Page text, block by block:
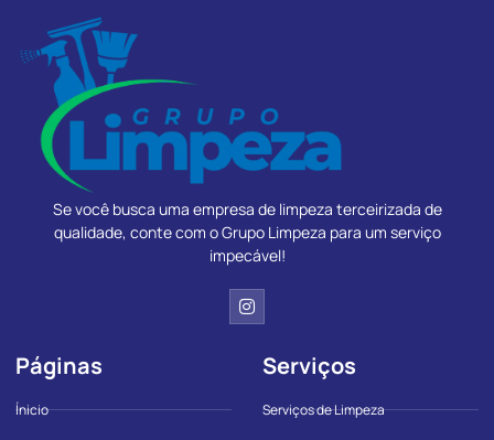
Se você busca uma empresa de limpeza terceirizada de
qualidade, conte com o Grupo Limpeza para um serviço
impecável!
Páginas
Ínicio
Serviços
Serviços de Limpeza